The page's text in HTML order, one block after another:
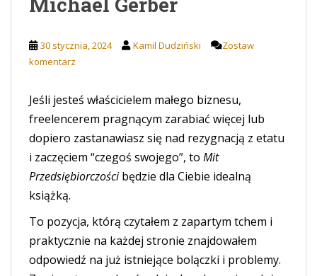
30 stycznia, 2024 Kamil Dudziński
Zostaw
komentarz
Jeśli jesteś właścicielem małego biznesu,
freelencerem pragnącym zarabiać więcej lub
dopiero zastanawiasz się nad rezygnacją z etatu
i zaczęciem “czegoś swojego”, to Mit
Przedsiębiorczościbędzie dla Ciebie idealną
książką.
To pozycja, którą czytałem z zapartym tchem i
praktycznie na każdej stronie znajdowałem
odpowiedź na już istniejące bolączki i problemy.